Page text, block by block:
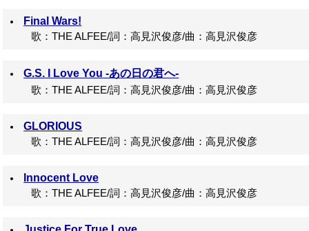
Final Wars!
歌：THE ALFEE/詞：高見沢俊彦/曲：高見沢俊彦
G.S. I Love You -あの日の君へ-
歌：THE ALFEE/詞：高見沢俊彦/曲：高見沢俊彦
GLORIOUS
歌：THE ALFEE/詞：高見沢俊彦/曲：高見沢俊彦
Innocent Love
歌：THE ALFEE/詞：高見沢俊彦/曲：高見沢俊彦